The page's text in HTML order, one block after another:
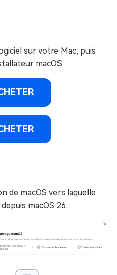
sur votre Mac, puis
macOS.
de macOS vers laquelle
macOS 26.